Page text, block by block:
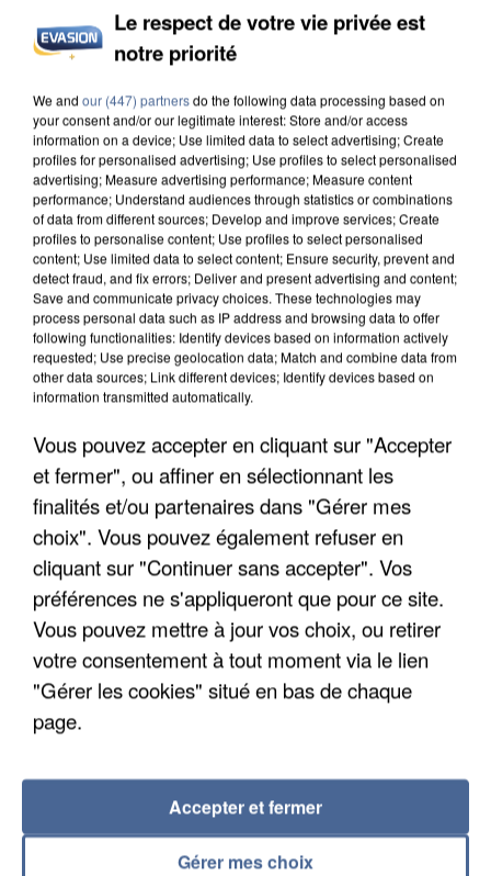
Votre e-mail *
Votre n° de téléphone*
Votre message*
Taille maximum : 500 caractères
Votre CV
L'upload de fichier est limité à 2Mo pour les images et PDF et 5Mo pour les
audios.
Votre lettre de motivation
Le respect de votre vie privée est
notre priorité
We and our (447) partnersdo the following data processing based on
your consent and/or our legitimate interest: Store and/or access
information on a device; Use limited data to select advertising; Create
profiles for personalised advertising; Use profiles to select personalised
advertising; Measure advertising performance; Measure content
performance; Understand audiences through statistics or combinations
of data from different sources; Develop and improve services; Create
profiles to personalise content; Use profiles to select personalised
content; Use limited data to select content; Ensure security, prevent and
detect fraud, and fix errors; Deliver and present advertising and content;
Save and communicate privacy choices. These technologies may
process personal data such as IP address and browsing data to offer
following functionalities: Identify devices based on information actively
requested; Use precise geolocation data; Match and combine data from
other data sources; Link different devices; Identify devices based on
information transmitted automatically.
Vous pouvez accepter en cliquant sur "Accepter
et fermer", ou affiner en sélectionnant les
finalités et/ou partenaires dans "Gérer mes
choix". Vous pouvez également refuser en
cliquant sur "Continuer sans accepter". Vos
préférences ne s'appliqueront que pour ce site.
Vous pouvez mettre à jour vos choix, ou retirer
votre consentement à tout moment via le lien
"Gérer les cookies" situé en bas de chaque
page.
Gérer mes choix
Accepter et fermer